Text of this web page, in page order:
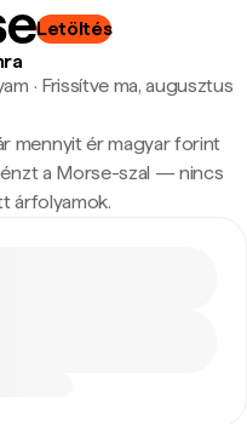
Letöltés
· Frissítve ma, augusztus
mennyit ér magyar forint
a Morse-szal — nincs
árfolyamok.